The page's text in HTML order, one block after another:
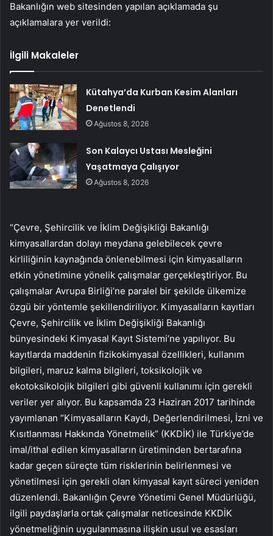
Bakanlığın web sitesinden yapılan açıklamada şu
açıklamalara yer verildi:
İlgili Makaleler
Kütahya’da Kurban Kesim Alanları
Denetlendi
Ağustos 8, 2026
Son Kalaycı Ustası Mesleğini
Yaşatmaya Çalışıyor
Ağustos 8, 2026
“Çevre, Şehircilik ve İklim Değişikliği Bakanlığı
kimyasallardan dolayı meydana gelebilecek çevre
kirliliğinin kaynağında önlenebilmesi için kimyasalların
etkin yönetimine yönelik çalışmalar gerçekleştiriyor. Bu
çalışmalar Avrupa Birliği’ne paralel bir şekilde ülkemize
özgü bir yöntemle şekillendiriliyor. Kimyasalların kayıtları
Çevre, Şehircilik ve İklim Değişikliği Bakanlığı
bünyesindeki Kimyasal Kayıt Sistemi’ne yapılıyor. Bu
kayıtlarda maddenin fizikokimyasal özellikleri, kullanım
bilgileri, maruz kalma bilgileri, toksikolojik ve
ekotoksikolojik bilgileri gibi güvenli kullanımı için gerekli
veriler yer alıyor. Bu kapsamda 23 Haziran 2017 tarihinde
yayımlanan “Kimyasalların Kaydı, Değerlendirilmesi, İzni ve
Kısıtlanması Hakkında Yönetmelik” (KKDİK) ile Türkiye’de
imal/ithal edilen kimyasalların üretiminden bertarafına
kadar geçen süreçte tüm risklerinin belirlenmesi ve
yönetilmesi için gerekli olan kimyasal kayıt süreci yeniden
düzenlendi. Bakanlığın Çevre Yönetimi Genel Müdürlüğü,
ilgili paydaşlarla ortak çalışmalar neticesinde KKDİK
yönetmeliğinin uygulanmasına ilişkin usul ve esasları